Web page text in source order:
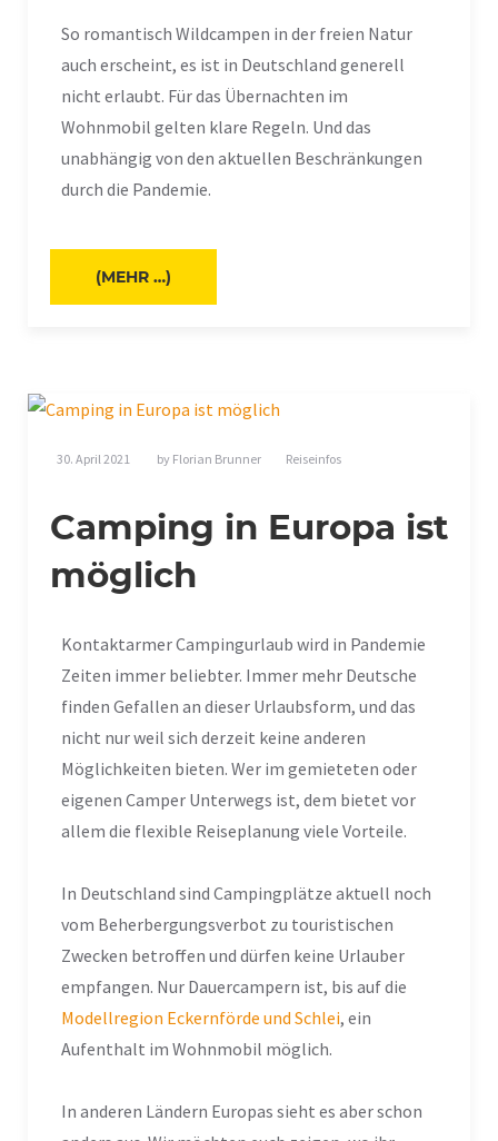
So romantisch Wildcampen in der freien Natur
auch erscheint, es ist in Deutschland generell
nicht erlaubt. Für das Übernachten im
Wohnmobil gelten klare Regeln. Und das
unabhängig von den aktuellen Beschränkungen
durch die Pandemie.
(MEHR …)
30. April 2021 by Florian Brunner Reiseinfos
Camping in Europa ist
möglich
Kontaktarmer Campingurlaub wird in Pandemie
Zeiten immer beliebter. Immer mehr Deutsche
finden Gefallen an dieser Urlaubsform, und das
nicht nur weil sich derzeit keine anderen
Möglichkeiten bieten. Wer im gemieteten oder
eigenen Camper Unterwegs ist, dem bietet vor
allem die flexible Reiseplanung viele Vorteile.
In Deutschland sind Campingplätze aktuell noch
vom Beherbergungsverbot zu touristischen
Zwecken betroffen und dürfen keine Urlauber
empfangen. Nur Dauercampern ist, bis auf die
Modellregion Eckernförde und Schlei, ein
Aufenthalt im Wohnmobil möglich.
In anderen Ländern Europas sieht es aber schon